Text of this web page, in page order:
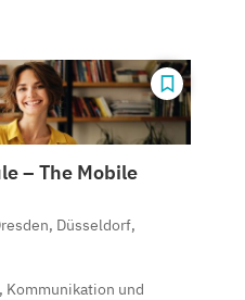
– The Mobile
Düsseldorf,
Kommunikation und